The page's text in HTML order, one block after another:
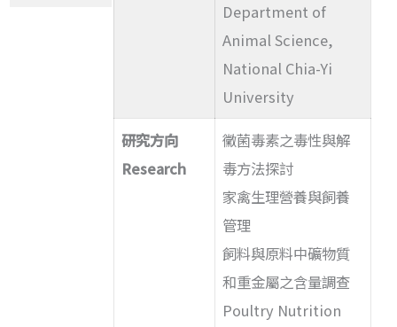
Department of
Animal Science,
National Chia-Yi
University
研究方向
Research
黴菌毒素之毒性與解
毒方法探討
家禽生理營養與飼養
管理
飼料與原料中礦物質
和重金屬之含量調查
Poultry Nutrition